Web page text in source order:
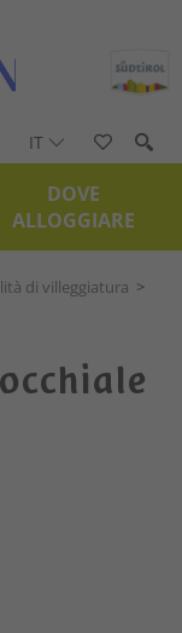
IT
DOVE
ALLOGGIARE
di villeggiatura >